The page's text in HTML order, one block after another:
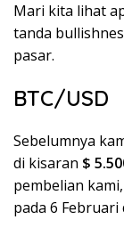
Mari kita lihat
tanda
pasar.
BTC/USD
Sebelumnya
di kisaran $
pembelian
pada 6 Februari